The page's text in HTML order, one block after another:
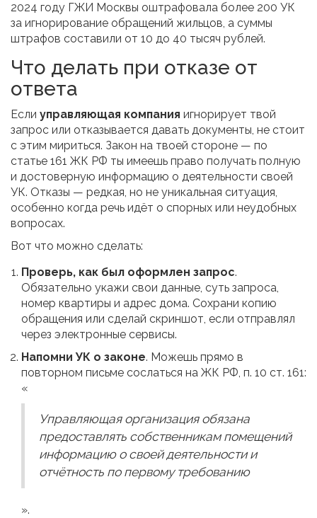
2024 году ГЖИ Москвы оштрафовала более 200 УК
за игнорирование обращений жильцов, а суммы
штрафов составили от 10 до 40 тысяч рублей.
Что делать при отказе от
ответа
Если управляющая компания игнорирует твой
запрос или отказывается давать документы, не стоит
с этим мириться. Закон на твоей стороне — по
статье 161 ЖК РФ ты имеешь право получать полную
и достоверную информацию о деятельности своей
УК. Отказы — редкая, но не уникальная ситуация,
особенно когда речь идёт о спорных или неудобных
вопросах.
Вот что можно сделать:
Проверь, как был оформлен запрос.
Обязательно укажи свои данные, суть запроса,
номер квартиры и адрес дома. Сохрани копию
обращения или сделай скриншот, если отправлял
через электронные сервисы.
Напомни УК о законе. Можешь прямо в
повторном письме сослаться на ЖК РФ, п. 10 ст. 161:
«
Управляющая организация обязана
предоставлять собственникам помещений
информацию о своей деятельности и
отчётность по первому требованию
».